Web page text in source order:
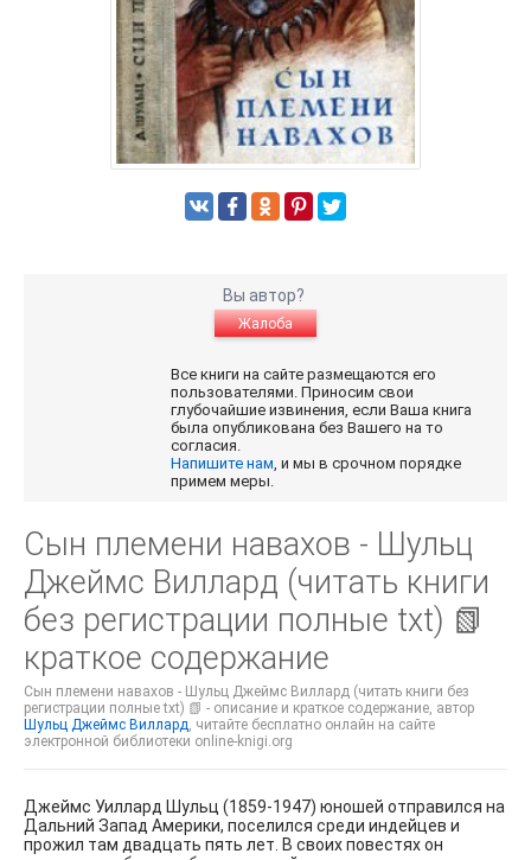
Вы автор?
Жалоба
Все книги на сайте размещаются его
пользователями. Приносим свои
глубочайшие извинения, если Ваша книга
была опубликована без Вашего на то
согласия.
Напишите нам , и мы в срочном порядке
примем меры.
Сын племени навахов - Шульц
Джеймс Виллард (читать книги
без регистрации полные txt) 📗
краткое содержание
Сын племени навахов - Шульц Джеймс Виллард (читать книги без
регистрации полные txt) 📗 - описание и краткое содержание, автор
Шульц Джеймс Виллард , читайте бесплатно онлайн на сайте
электронной библиотеки online-knigi.org
Джеймс Уиллард Шульц (1859-1947) юношей отправился на
Дальний Запад Америки, поселился среди индейцев и
прожил там двадцать пять лет. В своих повестях он